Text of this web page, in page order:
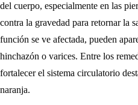
del cuerpo, especialmente en las
contra la gravedad para retornar la
función se ve afectada, pueden
hinchazón o varices. Entre los
fortalecer el sistema circulatorio
naranja.